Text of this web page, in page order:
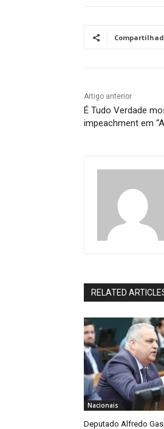
Artigo anterior
É Tudo Verdade
impeachment em
RELATED
Nacionais
Deputado Alfredo